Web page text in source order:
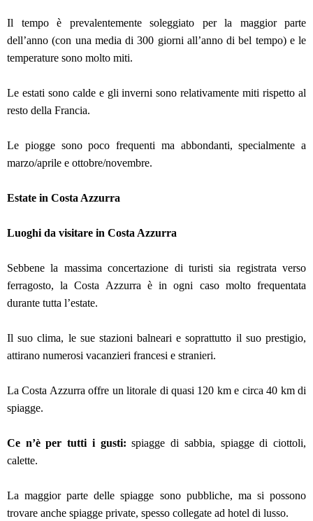
Il tempo è prevalentemente soleggiato per la maggior parte
dell’anno (con una media di 300 giorni all’anno di bel tempo) e le
temperature sono molto miti.
Le estati sono calde e gli inverni sono relativamente miti rispetto al
resto della Francia.
Le piogge sono poco frequenti ma abbondanti, specialmente a
marzo/aprile e ottobre/novembre.
Estate in Costa Azzurra
Luoghi da visitare in Costa Azzurra
Sebbene la massima concertazione di turisti sia registrata verso
ferragosto, la Costa Azzurra è in ogni caso molto frequentata
durante tutta l’estate.
Il suo clima, le sue stazioni balneari e soprattutto il suo prestigio,
attirano numerosi vacanzieri francesi e stranieri.
La Costa Azzurra offre un litorale di quasi 120 km e circa 40 km di
spiagge.
Ce n’è per tutti i gusti: spiagge di sabbia, spiagge di ciottoli,
calette.
La maggior parte delle spiagge sono pubbliche, ma si possono
trovare anche spiagge private, spesso collegate ad hotel di lusso.